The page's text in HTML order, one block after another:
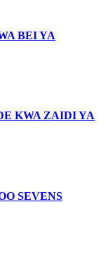
BEI YA
KWA ZAIDI YA
SEVENS